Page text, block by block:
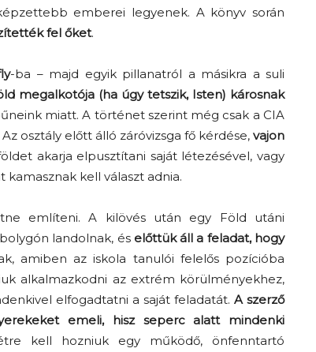
emberei legyenek. A könyv során
fel őket.
-ba – majd egyik pillanatról a másikra a suli
megalkotója (ha úgy tetszik, Isten) károsnak
miatt. A történet szerint még csak a CIA
osztály előtt álló záróvizsga fő kérdése, vajon
akarja elpusztítani saját létezésével, vagy
kell választ adnia.
említeni. A kilövés után egy Föld utáni
landolnak, és előttük áll a feladat, hogy
amiben az iskola tanulói felelős pozícióba
alkalmazkodni az extrém körülményekhez,
elfogadtatni a saját feladatát. A szerző
emeli, hisz seperc alatt mindenki
kell hozniuk egy működő, önfenntartó